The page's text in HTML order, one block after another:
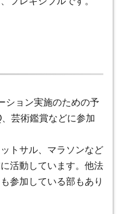
ション実施のための予
芸術鑑賞などに参加
トサル、マラソンなど
活動しています。他法
参加している部もあり